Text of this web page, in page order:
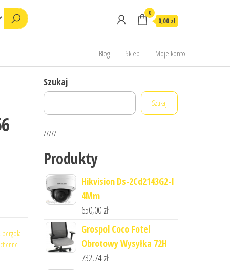
0
0,00 zł
Blog Sklep Moje konto
pergola
Szukaj
Szukaj
zzzzz
Produkty
Hikvision Ds-2Cd2143G2-I
4Mm
650,00 zł
Grospol Coco Fotel
Obrotowy Wysyłka 72H
732,74 zł